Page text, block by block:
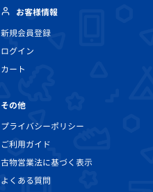
お客様情報
新規会員登録
ログイン
カート
その他
プライバシーポリシー
ご利用ガイド
古物営業法に基づく表示
よくある質問